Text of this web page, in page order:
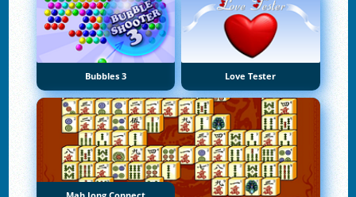
Bubbles 3 Love Tester